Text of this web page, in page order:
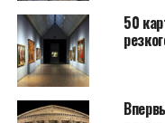
страны
50